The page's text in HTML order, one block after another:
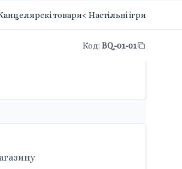
товари< Настільні ігри
Код: BQ-01-01